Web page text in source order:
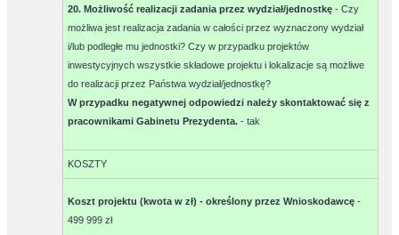
20. Możliwość realizacji zadania przez wydział/jednostkę- Czy
możliwa jest realizacja zadania w całości przez wyznaczony wydział
i/lub podległe mu jednostki? Czy w przypadku projektów
inwestycyjnych wszystkie składowe projektu i lokalizacje są możliwe
do realizacji przez Państwa wydział/jednostkę?
W przypadku negatywnej odpowiedzi należy skontaktować się z
pracownikami Gabinetu Prezydenta. -tak
KOSZTY
Koszt projektu (kwota w zł) - określony przez Wnioskodawcę -
499 999 zł